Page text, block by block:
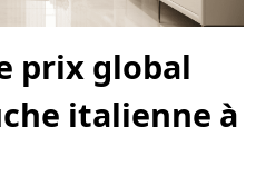
prix global
italienne à